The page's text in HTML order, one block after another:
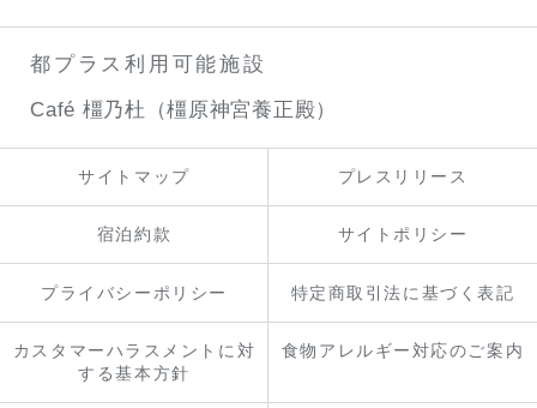
都プラス利用可能施設
Café 橿乃杜（橿原神宮養正殿）
サイトマップ プレスリリース
宿泊約款 サイトポリシー
プライバシーポリシー 特定商取引法に基づく表記
カスタマーハラスメントに対
する基本方針
食物アレルギー対応のご案内